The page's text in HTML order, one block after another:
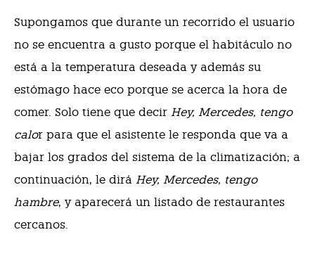
Supongamos que durante un recorrido el usuario
no se encuentra a gusto porque el habitáculo no
está a la temperatura deseada y además su
estómago hace eco porque se acerca la hora de
comer. Solo tiene que decir Hey, Mercedes, tengo
calor para que el asistente le responda que va a
bajar los grados del sistema de la climatización; a
continuación, le dirá Hey, Mercedes, tengo
hambre, y aparecerá un listado de restaurantes
cercanos.